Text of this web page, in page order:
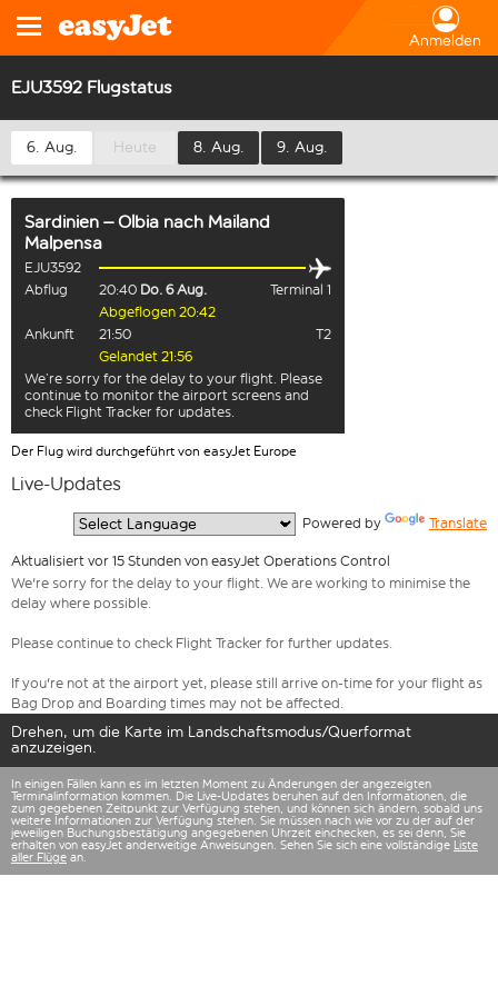
Anmelden
EJU3592 Flugstatus
6. Aug. Heute 8. Aug. 9. Aug.
Sardinien – Olbia nach Mailand
Malpensa
EJU3592
Abflug
20:40 Do. 6 Aug.
Terminal 1
Abgeflogen 20:42
Ankunft
21:50
T2
Gelandet 21:56
We’re sorry for the delay to your flight. Please
continue to monitor the airport screens and
check Flight Tracker for updates.
Der Flug wird durchgeführt von easyJet Europe
Live-Updates
Powered by Translate
Aktualisiert vor 15 Stunden von easyJet Operations Control
We're sorry for the delay to your flight. We are working to minimise the
delay where possible.
Please continue to check Flight Tracker for further updates.
If you're not at the airport yet, please still arrive on-time for your flight as
Bag Drop and Boarding times may not be affected.
Drehen, um die Karte im Landschaftsmodus/Querformat
anzuzeigen.
In einigen Fällen kann es im letzten Moment zu Änderungen der angezeigten
Terminalinformation kommen. Die Live-Updates beruhen auf den Informationen, die
zum gegebenen Zeitpunkt zur Verfügung stehen, und können sich ändern, sobald uns
weitere Informationen zur Verfügung stehen. Sie müssen nach wie vor zu der auf der
jeweiligen Buchungsbestätigung angegebenen Uhrzeit einchecken, es sei denn, Sie
erhalten von easyJet anderweitige Anweisungen. Sehen Sie sich eine vollständige Liste
aller Flüge an.